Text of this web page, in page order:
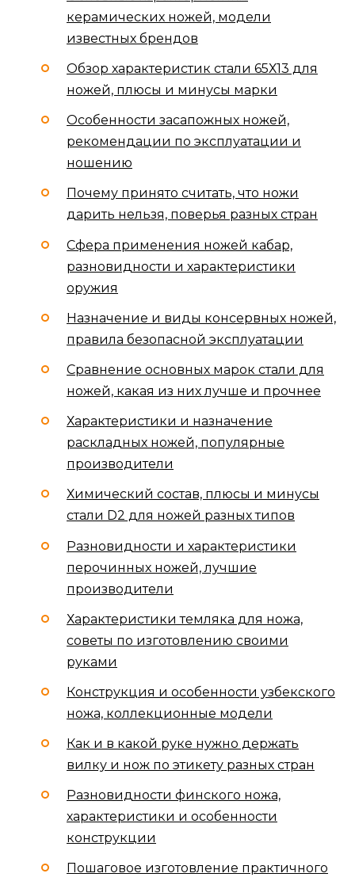
керамических ножей, модели
известных брендов
Обзор характеристик стали 65Х13 для
ножей, плюсы и минусы марки
Особенности засапожных ножей,
рекомендации по эксплуатации и
ношению
Почему принято считать, что ножи
дарить нельзя, поверья разных стран
Сфера применения ножей кабар,
разновидности и характеристики
оружия
Назначение и виды консервных ножей,
правила безопасной эксплуатации
Сравнение основных марок стали для
ножей, какая из них лучше и прочнее
Характеристики и назначение
раскладных ножей, популярные
производители
Химический состав, плюсы и минусы
стали D2 для ножей разных типов
Разновидности и характеристики
перочинных ножей, лучшие
производители
Характеристики темляка для ножа,
советы по изготовлению своими
руками
Конструкция и особенности узбекского
ножа, коллекционные модели
Как и в какой руке нужно держать
вилку и нож по этикету разных стран
Разновидности финского ножа,
характеристики и особенности
конструкции
Пошаговое изготовление практичного